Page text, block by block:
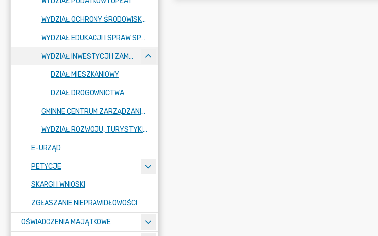
WYDZIAŁ OCHRONY ŚRODOWISKA I GOSPODARKI KOMUNALNEJ
WYDZIAŁ EDUKACJI I SPRAW SPOŁECZNYCH
WYDZIAŁ INWESTYCJI I ZAMÓWIEŃ PUBLICZNYCH
DZIAŁ MIESZKANIOWY
DZIAŁ DROGOWNICTWA
GMINNE CENTRUM ZARZĄDZANIA KRYZYSOWEGO
WYDZIAŁ ROZWOJU, TURYSTYKI I PROMOCJI
E-URZĄD
PETYCJE
SKARGI I WNIOSKI
ZGŁASZANIE NIEPRAWIDŁOWOŚCI
OŚWIADCZENIA MAJĄTKOWE